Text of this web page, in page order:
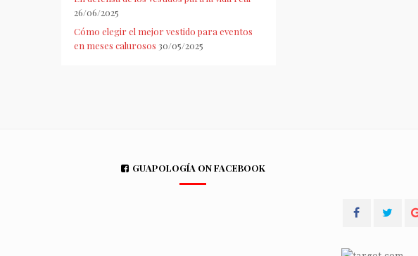
26/06/2025
Cómo elegir el mejor vestido para eventos
en meses calurosos 30/05/2025
GUAPOLOGÍA ON FACEBOOK